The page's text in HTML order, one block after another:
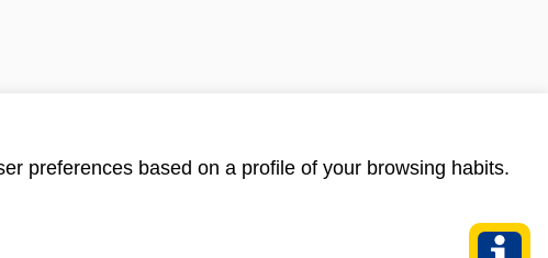
preferences based on a profile of your browsing habits.